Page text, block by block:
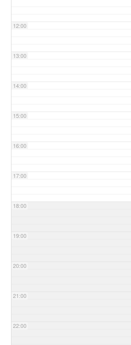
12:00
13:00
14:00
15:00
16:00
17:00
18:00
19:00
20:00
21:00
22:00